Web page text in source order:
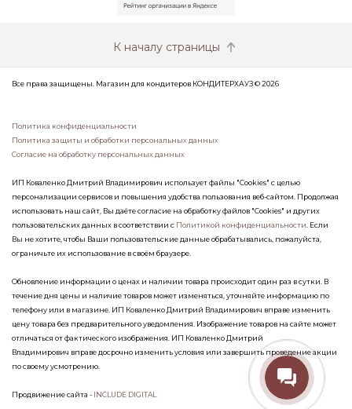
К началу страницы
Все права защищены. Магазин для кондитеров КОНДИТЕРХАУЗ © 2026
Политика конфиденциальности
Политика защиты и обработки персональных данных
Согласие на обработку персональных данных
ИП Коваленко Дмитрий Владимирович использует файлы "Cookies" с целью
персонализации сервисов и повышения удобства пользования веб-сайтом. Продолжая
использовать наш сайт, Вы даёте согласие на обработку файлов "Cookies" и других
пользовательских данных в соответствии с Политикой конфиденциальности . Если
Вы не хотите, чтобы Ваши пользовательские данные обрабатывались, пожалуйста,
ограничьте их использование в своём браузере.
Обновление информации о ценах и наличии товара происходит один раз в сутки. В
течение дня цены и наличие товаров может изменяться, уточняйте информацию по
телефону или в магазине. ИП Коваленко Дмитрий Владимирович вправе изменить
цену товара без предварительного уведомления. Изображение товаров на сайте может
отличаться от фактического изображения. ИП Коваленко Дмитрий
Владимирович вправе досрочно изменить условия или завершить проведение акции
по своему усмотрению.
Продвижение сайта - INCLUDE DIGITAL